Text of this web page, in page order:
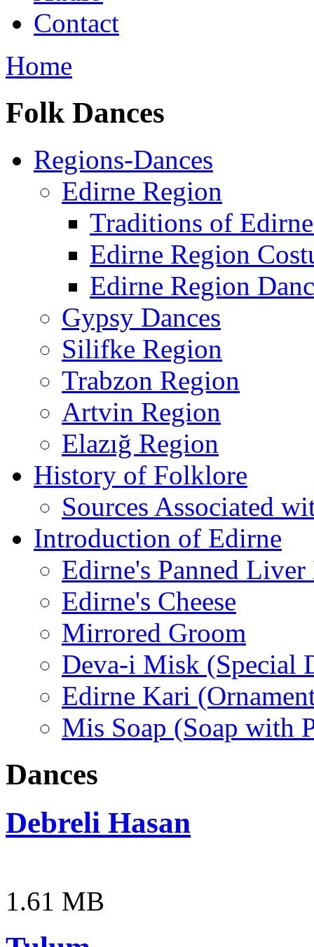
Contact
Home
Folk Dances
Regions-Dances
Edirne Region
Traditions of
Edirne Region
Edirne Region
Gypsy Dances
Silifke Region
Trabzon Region
Artvin Region
Elazığ Region
History of Folklore
Sources Associated
Introduction of Edirne
Edirne's Panned
Edirne's Cheese
Mirrored Groom
Deva-i Misk (Special
Edirne Kari
Mis Soap (Soap with
Dances
Debreli Hasan
1.61 MB